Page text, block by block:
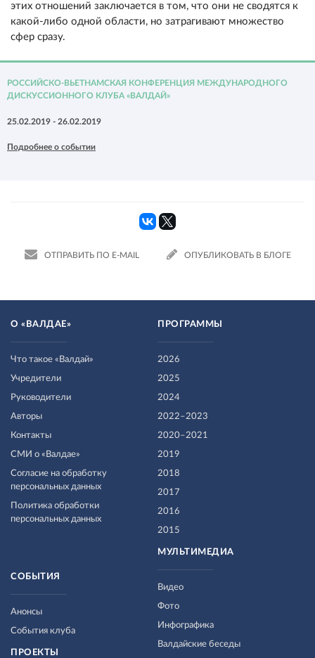
этих отношений заключается в том, что они не сводятся к
какой-либо одной области, но затрагивают множество
сфер сразу.
РОССИЙСКО-ВЬЕТНАМСКАЯ КОНФЕРЕНЦИЯ МЕЖДУНАРОДНОГО
ДИСКУССИОННОГО КЛУБА «ВАЛДАЙ»
25.02.2019 - 26.02.2019
Подробнее о событии
ОТПРАВИТЬ ПО E-MAIL ОПУБЛИКОВАТЬ В БЛОГЕ
О «ВАЛДАЕ»
Что такое «Валдай»
Учредители
Руководители
Авторы
Контакты
СМИ о «Валдае»
Согласие на обработку
персональных данных
Политика обработки
персональных данных
ПРОГРАММЫ
2026
2025
2024
2022–2023
2020–2021
2019
2018
2017
2016
2015
МУЛЬТИМЕДИА
Видео
Фото
Инфографика
Валдайские беседы
СОБЫТИЯ
Анонсы
События клуба
ПРОЕКТЫ